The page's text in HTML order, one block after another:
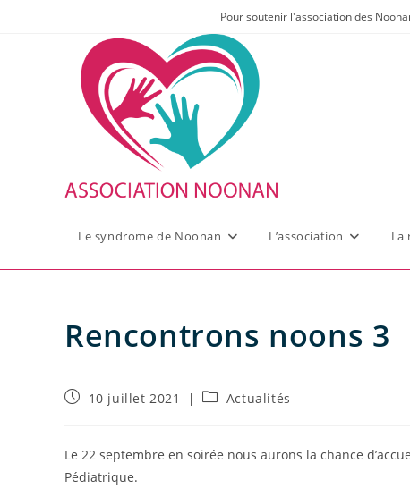
Pour soutenir l'association des
Le syndrome de Noonan L’association La
Rencontrons noons 3
Publication
10 juillet 2021
PostActualités
Le 22 septembre en soirée nous aurons la chance
Pédiatrique.